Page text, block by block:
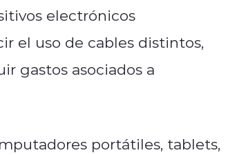
electrónicos
el uso de cables distintos,
gastos asociados a
portátiles, tablets,